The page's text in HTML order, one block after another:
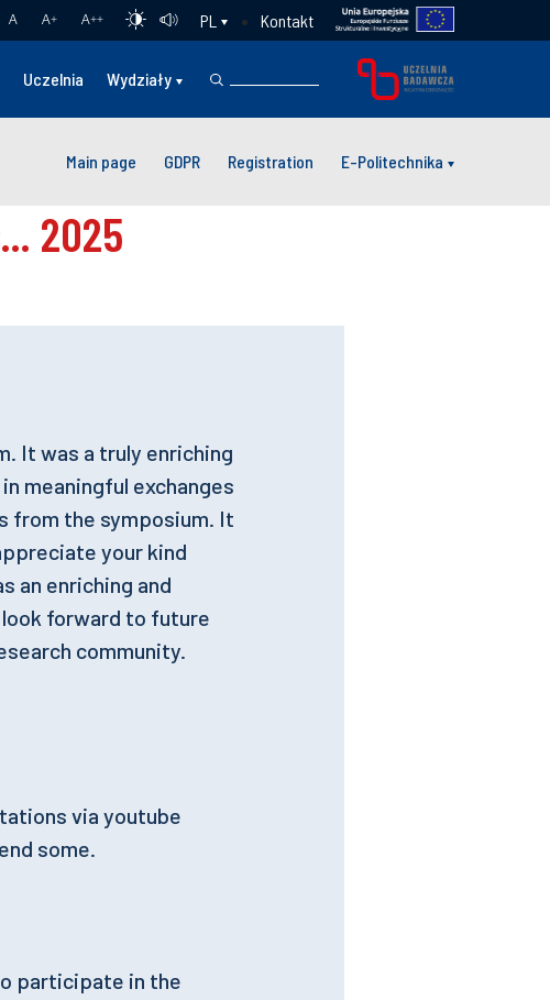
A A+ A++ PL Kontakt
Uczelnia Wydziały
Main page GDPR Registration E-Politechnika
It was a truly enriching
meaningful exchanges
from the symposium. It
your kind
an enriching and
forward to future
community.
via youtube
some.
participate in the